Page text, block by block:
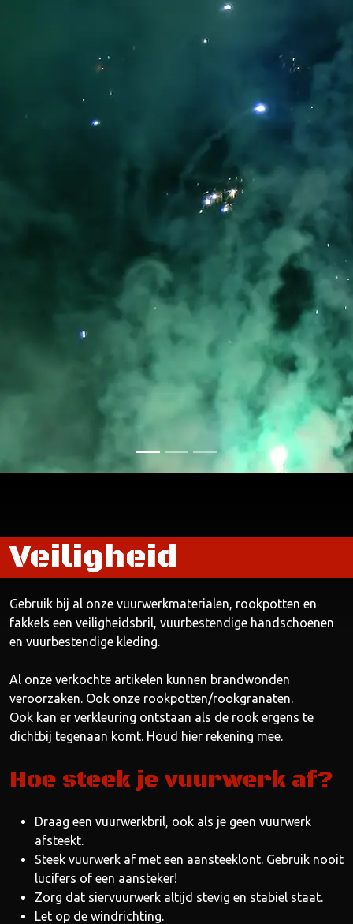
Veiligheid
Gebruik bij al onze vuurwerkmaterialen, rookpotten en
fakkels een veiligheidsbril, vuurbestendige handschoenen
en vuurbestendige kleding.
Al onze verkochte artikelen kunnen brandwonden
veroorzaken. Ook onze rookpotten/rookgranaten.
Ook kan er verkleuring ontstaan als de rook ergens te
dichtbij tegenaan komt. Houd hier rekening mee.
Hoe steek je vuurwerk af?
Draag een vuurwerkbril, ook als je geen vuurwerk
afsteekt.
Steek vuurwerk af met een aansteeklont. Gebruik nooit
lucifers of een aansteker!
Zorg dat siervuurwerk altijd stevig en stabiel staat.
Let op de windrichting.